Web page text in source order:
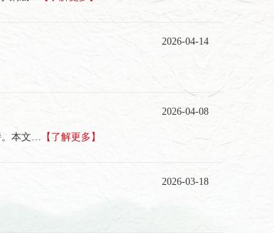
2026-04-14
2026-04-08
。本文… 【了解更多】
2026-03-18